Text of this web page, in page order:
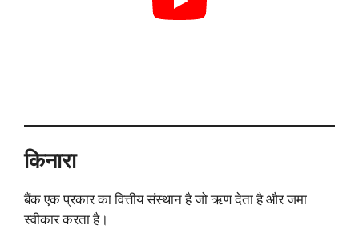
किनारा
बैंक एक प्रकार का वित्तीय संस्थान है जो ऋण देता है और जमा
स्वीकार करता है।